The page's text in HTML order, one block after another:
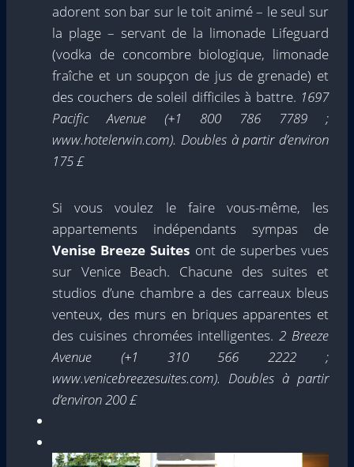
adorent son bar sur le toit animé – le seul sur
la plage – servant de la limonade Lifeguard
(vodka de concombre biologique, limonade
fraîche et un soupçon de jus de grenade) et
des couchers de soleil difficiles à battre. 1697
Pacific Avenue (+1 800 786 7789 ;
www.hotelerwin.com). Doubles à partir d’environ
175 £
Si vous voulez le faire vous-même, les
appartements indépendants sympas de
Venise Breeze Suites ont de superbes vues
sur Venice Beach. Chacune des suites et
studios d’une chambre a des carreaux bleus
venteux, des murs en briques apparentes et
des cuisines chromées intelligentes.2 Breeze
Avenue (+1 310 566 2222 ;
www.venicebreezesuites.com). Doubles à partir
d’environ 200 £